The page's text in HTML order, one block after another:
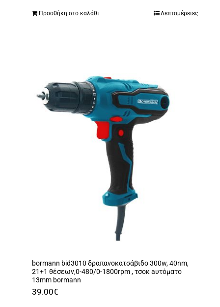
Προσθήκη στο καλάθι Λεπτομέρειες
bormann bid3010 δραπανοκατσάβιδο 300w, 40nm,
21+1 θέσεων,0-480/0-1800rpm , τσοκ aυτόματο
13mm bormann
39.00€